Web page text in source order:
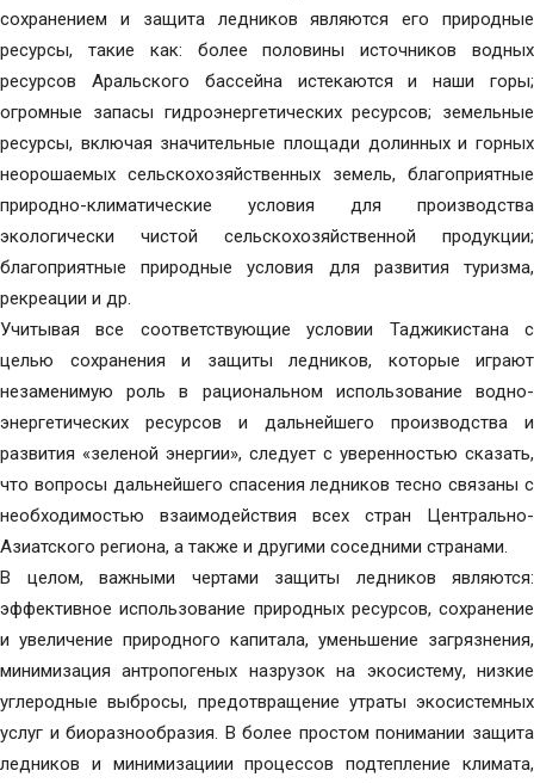
сохранением и защита ледников являются его природные
ресурсы, такие как: более половины источников водных
ресурсов Аральского бассейна истекаются и наши горы;
огромные запасы гидроэнергетических ресурсов; земельные
ресурсы, включая значительные площади долинных и горных
неорошаемых сельскохозяйственных земель, благоприятные
природно-климатические условия для производства
экологически чистой сельскохозяйственной продукции;
благоприятные природные условия для развития туризма,
рекреации и др.
Учитывая все соответствующие условии Таджикистана с
целью сохранения и защиты ледников, которые играют
незаменимую роль в рациональном использование водно-
энергетических ресурсов и дальнейшего производства и
развития «зеленой энергии», следует с уверенностью сказать,
что вопросы дальнейшего спасения ледников тесно связаны с
необходимостью взаимодействия всех стран Центрально-
Азиатского региона, а также и другими соседними странами.
В целом, важными чертами защиты ледников являются:
эффективное использование природных ресурсов, сохранение
и увеличение природного капитала, уменьшение загрязнения,
минимизация антропогеных назрузок на экосистему, низкие
углеродные выбросы, предотвращение утраты экосистемных
услуг и биоразнообразия. В более простом понимании защита
ледников и минимизациии процессов подтепление климата,